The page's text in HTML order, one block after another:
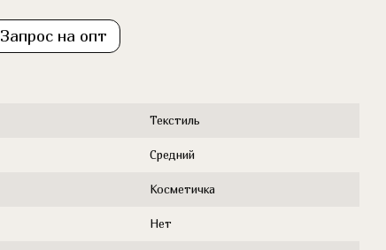
Запрос на опт
Текстиль
Средний
Косметичка
Нет